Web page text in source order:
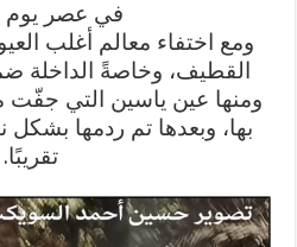
في عصر يوم
ومع اختفاء معالم أغلب
القطيف، وخاصةً الداخلة
ومنها عين ياسين التي جفّت
تقريبًا.